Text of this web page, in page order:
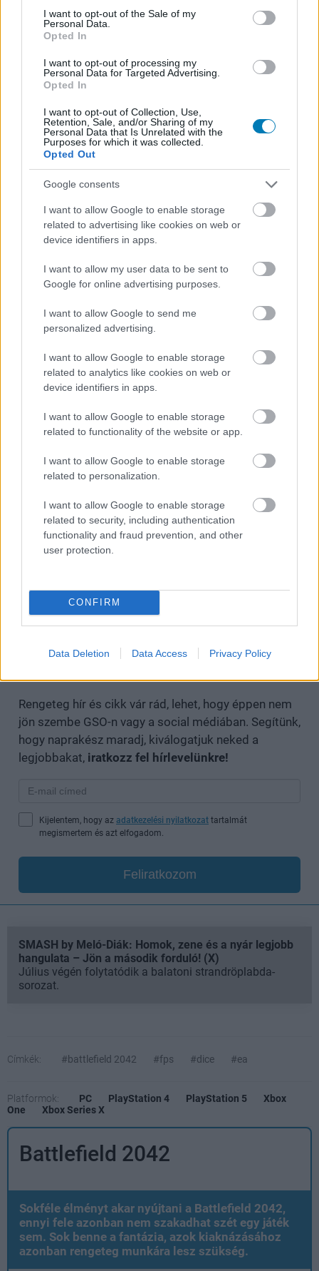
consent section.
I want to opt-out of the Sale of my
Personal Data.
Opted In
I want to opt-out of processing my
Personal Data for Targeted Advertising.
Opted In
I want to opt-out of Collection, Use,
Retention, Sale, and/or Sharing of my
Personal Data that Is Unrelated with the
Purposes for which it was collected.
Opted Out
Google consents
I want to allow Google to enable storage
related to advertising like cookies on web or
device identifiers in apps.
I want to allow my user data to be sent to
Google for online advertising purposes.
I want to allow Google to send me
personalized advertising.
I want to allow Google to enable storage
related to analytics like cookies on web or
device identifiers in apps.
I want to allow Google to enable storage
related to functionality of the website or app.
I want to allow Google to enable storage
related to personalization.
I want to allow Google to enable storage
related to security, including authentication
functionality and fraud prevention, and other
user protection.
CONFIRM
Data Deletion Data Access Privacy Policy
annak, hogy az Activision-Blizzard körül botrányok
jelentősen megnehezítik a munkafolyamatokat.
Ezzel szemben, a csatatér túloldalán úgy tűnik, hogy a
DICE márciusig váratja majd a játékosait, ami azért is
várhatunk tőlüka következő 2 hétben, holott a játékosok
érdeklődésére nem lehet igazán panasz
. Bárhogy is,
Temporyalnevű adatbányász belenézett a kliensbe,
és ott 12 hétnyi, előszezonhoz kötődő kihívást talált.
Az általános iskolai szintű matek tudásunk azt súgja,
első szezonos frissítéseket.
A Battlefield 2042-vel a rajongók egyébként sem
elégedettek, de sokan a csekély tartalom mennyiséget
fognak örülni annak, hogy ez a helyzet tavaszig nem is
fog változni.
client includes weekly
missions for 12 preseason weeks.
🗓️ Season 1 seems to be scheduled for March
2022 (unless they've added a few weeks as
🇨🇦 "Exposure" is probably the final name for the
previously datamined "Ridge" map.
— temporyal (@temporyal)
Rengeteg hír és cikk vár rád, lehet, hogy éppen nem
jön szembe GSO-n vagy a social médiában. Segítünk,
hogy naprakész maradj, kiválogatjuk neked a
legjobbakat, iratkozz fel hírlevelünkre!
Kijelentem, hogy az adatkezelési nyilatkozat tartalmát
megismertem és azt elfogadom.
Feliratkozom
SMASH by Meló-Diák: Homok, zene és a nyár legjobb
hangulata – Jön a második forduló! (X)
Július végén folytatódik a balatoni strandröplabda-
sorozat.
Címkék: #battlefield 2042 #fps #dice #ea
Platformok: PC PlayStation 4 PlayStation 5
Xbox
One
Xbox Series X
Battlefield 2042
Sokféle élményt akar nyújtani a Battlefield 2042,
ennyi fele azonban nem szakadhat szét egy játék
sem. Sok benne a fantázia, azok kiaknázásához
azonban rengeteg munkára lesz szükség.